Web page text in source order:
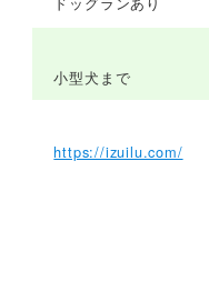
小型犬まで
https://izuilu.com/